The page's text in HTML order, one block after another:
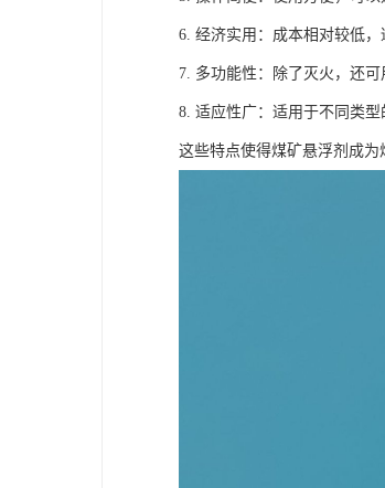
6. 经济实用：成本相对较低，
7. 多功能性：除了灭火，还可
8. 适应性广：适用于不同类型
这些特点使得煤矿悬浮剂成为